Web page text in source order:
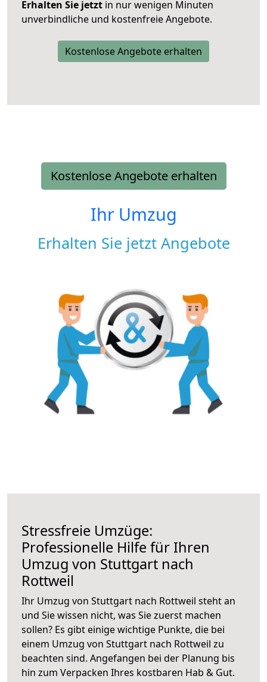
Erhalten Sie jetzt in nur wenigen Minuten
unverbindliche und kostenfreie Angebote.
Kostenlose Angebote erhalten
Kostenlose Angebote erhalten
Ihr Umzug
Erhalten Sie jetzt Angebote
Stressfreie Umzüge:
Professionelle Hilfe für Ihren
Umzug von Stuttgart nach
Rottweil
Ihr Umzug von Stuttgart nach Rottweil steht an
und Sie wissen nicht, was Sie zuerst machen
sollen? Es gibt einige wichtige Punkte, die bei
einem Umzug von Stuttgart nach Rottweil zu
beachten sind. Angefangen bei der Planung bis
hin zum Verpacken Ihres kostbaren Hab & Gut.